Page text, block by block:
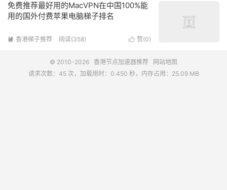
免费推荐最好用的MacVPN在中国100%能
用的国外付费苹果电脑梯子排名
 赞(0)
 香港梯子推荐 阅读(358)
© 2010-2026 香港节点加速器推荐
网站地图
请求次数：45 次，加载用时：0.450 秒，内存占用：25.09 MB